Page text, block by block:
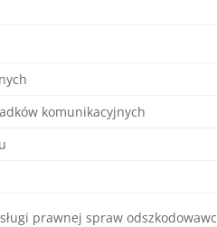
komunikacyjnych
prawnej spraw